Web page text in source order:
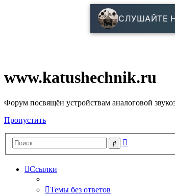
СЛУШАЙТЕ
www.katushechnik.ru
Форум посвящён устройствам аналоговой
Пропустить
Поиск
Ссылки
Темы без ответов